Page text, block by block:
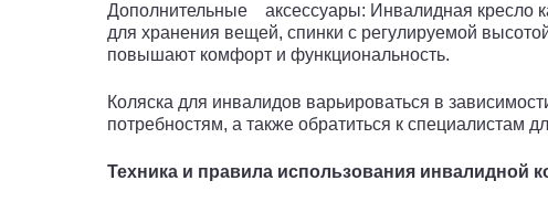
Дополнительные аксессуары: Инвалидная кресло
для хранения вещей, спинки с регулируемой
повышают комфорт и функциональность.
Коляска для инвалидов варьироваться в
потребностям, а также обратиться к специалистам
Техника и правила использования инвалидной